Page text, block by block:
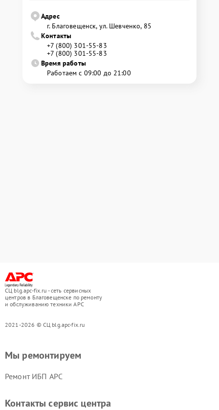
Адрес
г. Благовещенск, ул. Шевченко, 85
Контакты
+7 (800) 301-55-83
+7 (800) 301-55-83
Время работы
Работаем с 09:00 до 21:00
СЦ blg.apc-fix.ru - сеть сервисных
центров в Благовещенске по ремонту
и обслуживанию техники APC
2021-2026 © СЦ blg.apc-fix.ru
Мы ремонтируем
Ремонт ИБП APC
Контакты сервис центра